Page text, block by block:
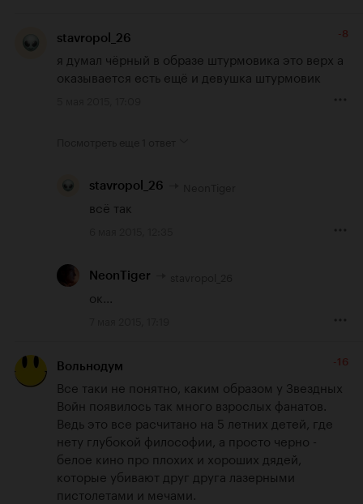
stavropol_26 -8
я думал чёрный в образе штурмовика это верх а
оказывается есть ещё и девушка штурмовик
stavropol_26
всё так
NeonTiger
ок...
Вольнодум -16
Все таки не понятно, каким образом у Звездных
Войн появилось так много взрослых фанатов.
Ведь это все расчитано на 5 летних детей, где
нету глубокой философии, а просто черно -
белое кино про плохих и хороших дядей,
которые убивают друг друга лазерными
пистолетами и мечами.